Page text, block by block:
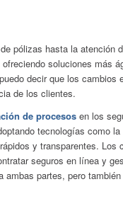
pólizas hasta la atención
soluciones más
decir que los
de los clientes.
de procesos en los
tecnologías como
y transparentes.
seguros en línea y
ambas partes, pero